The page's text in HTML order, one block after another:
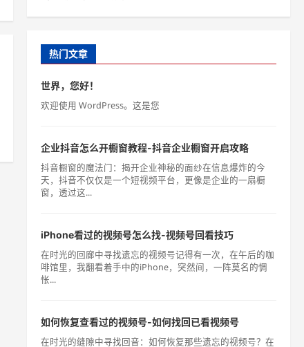
热门文章
世界，您好！
欢迎使用 WordPress。这是您
企业抖音怎么开橱窗教程-抖音企业橱窗开启攻略
抖音橱窗的魔法门：揭开企业神秘的面纱在信息爆炸的今
天，抖音不仅仅是一个短视频平台，更像是企业的一扇橱
窗，透过这...
iPhone看过的视频号怎么找-视频号回看技巧
在时光的回廊中寻找遗忘的视频号记得有一次，在午后的咖
啡馆里，我翻看着手中的iPhone，突然间，一阵莫名的惆
怅...
如何恢复查看过的视频号-如何找回已看视频号
在时光的缝隙中寻找回音：如何恢复那些遗忘的视频号？在